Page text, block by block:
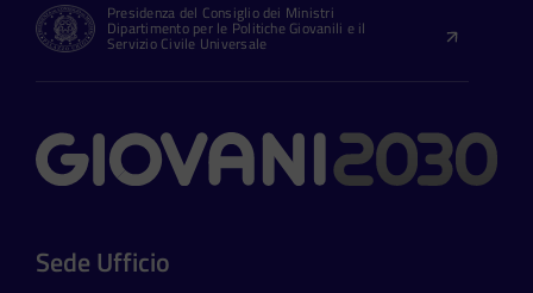
Presidenza del Consiglio dei Ministri
Dipartimento per le Politiche Giovanili e il
Servizio Civile Universale
Contatti
Sede Ufficio